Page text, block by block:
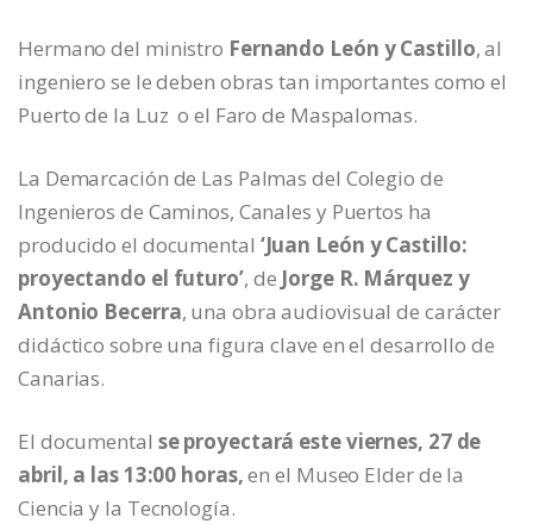
Hermano del ministro Fernando León y Castillo, al
ingeniero se le deben obras tan importantes como el
Puerto de la Luz o el Faro de Maspalomas.
La Demarcación de Las Palmas del Colegio de
Ingenieros de Caminos, Canales y Puertos ha
producido el documental ‘Juan León y Castillo:
proyectando el futuro’, de Jorge R. Márquez y
Antonio Becerra, una obra audiovisual de carácter
didáctico sobre una figura clave en el desarrollo de
Canarias.
El documental se proyectará este viernes, 27 de
abril, a las 13:00 horas,en el Museo Elder de la
Ciencia y la Tecnología.